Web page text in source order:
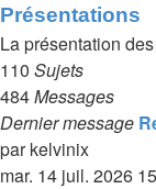
Présentations
La présentation
110 Sujets
484Messages
Dernier message
parkelvinix
mar. 14 juil. 2026